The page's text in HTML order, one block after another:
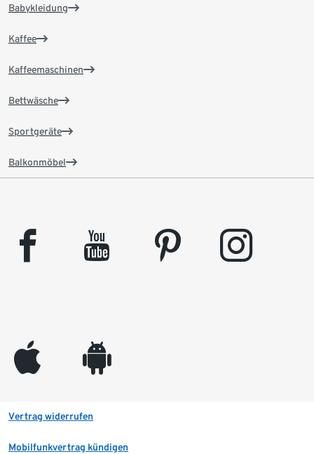
Babykleidung
Kaffee
Kaffeemaschinen
Bettwäsche
Sportgeräte
Balkonmöbel
facebook youtube pinterest instagram
appleinc android
Vertrag widerrufen
Mobilfunkvertrag kündigen